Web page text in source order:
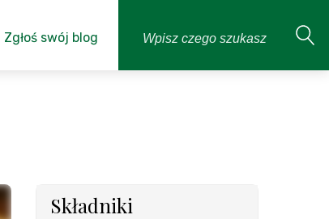
Zgłoś swój blog
Składniki